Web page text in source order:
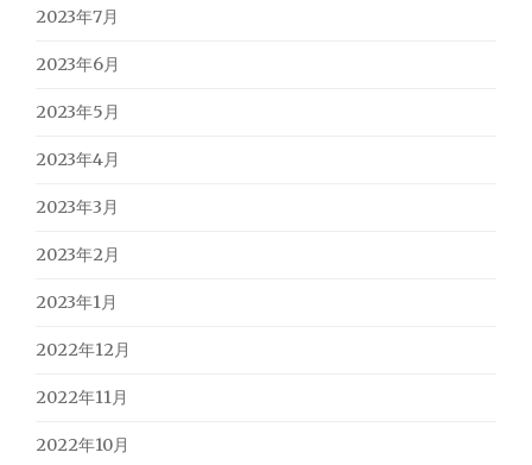
2023年7月
2023年6月
2023年5月
2023年4月
2023年3月
2023年2月
2023年1月
2022年12月
2022年11月
2022年10月